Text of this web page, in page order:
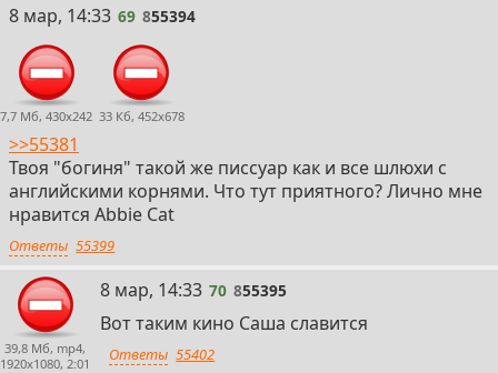
69
8 мар, 14:33 69 855394
7,7 Мб, 430x242 33 Кб, 452x678
>>55381
Твоя "богиня" такой же писсуар как и все шлюхи с
английскими корнями. Что тут приятного? Лично мне
нравится Abbie Cat
Ответы 55399
39,8 Мб, mp4,
1920x1080, 2:01
70
8 мар, 14:33 70 855395
Вот таким кино Саша славится
Ответы 55402